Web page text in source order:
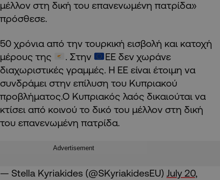
μέλλον στη δική του επανενωμένη πατρίδα»
πρόσθεσε.
50 χρόνια από την τουρκική εισβολή και κατοχή
μέρους της
. Στην
ΕΕ δεν χωράνε
διαχωριστικές γραμμές. Η ΕΕ είναι έτοιμη να
συνδράμει στην επίλυση του Κυπριακού
προβλήματος.Ο Κυπριακός λαός δικαιούται να
κτίσει από κοινού το δικό του μέλλον στη δική
του επανενωμένη πατρίδα.
Advertisement
— Stella Kyriakides (@SKyriakidesEU) July 20,